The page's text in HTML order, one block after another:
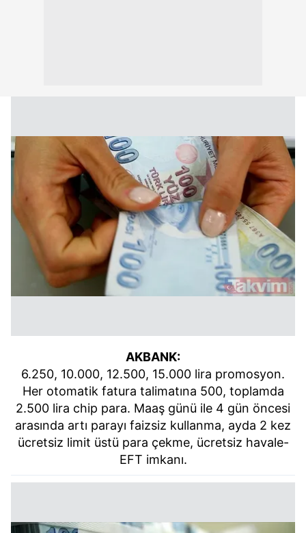
AKBANK:
6.250, 10.000, 12.500, 15.000 lira promosyon.
Her otomatik fatura talimatına 500, toplamda
2.500 lira chip para. Maaş günü ile 4 gün öncesi
arasında artı parayı faizsiz kullanma, ayda 2 kez
ücretsiz limit üstü para çekme, ücretsiz havale-
EFT imkanı.